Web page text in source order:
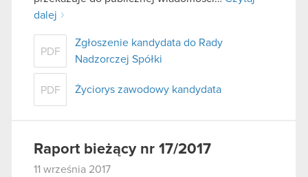
dalej
PDF
Zgłoszenie kandydata do Rady
Nadzorczej Spółki
PDF Życiorys zawodowy kandydata
Raport bieżący nr 17/2017
11 września 2017